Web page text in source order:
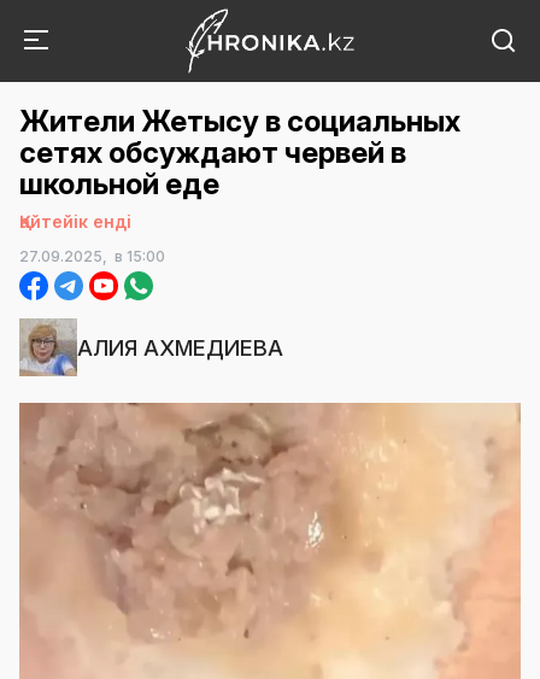
Жители Жетысу в социальных
сетях обсуждают червей в
школьной еде
Қайтейік енді
27.09.2025, в 15:00
АЛИЯ АХМЕДИЕВА